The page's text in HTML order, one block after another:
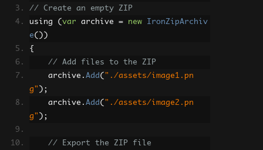
// Create an empty ZIP
using ( var archive = new
IronZipArchiv
e())
{
// Add files to the ZIP
    archive
. Add ( "./assets/image1.pn
g" );
    archive
. Add ( "./assets/image2.pn
g" );
// Export the ZIP file